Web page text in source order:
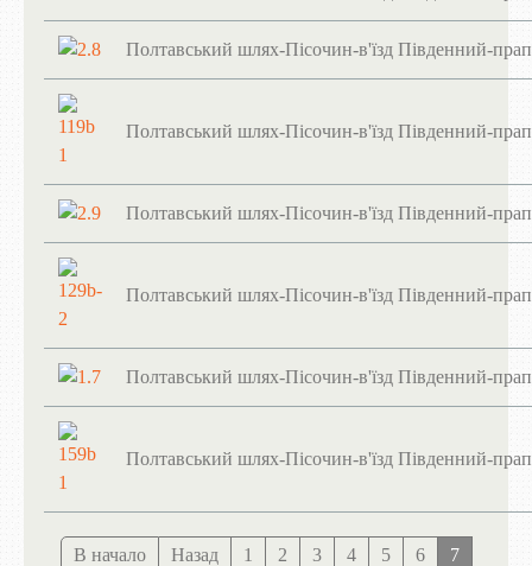
Полтавський шлях-Пісочин-в'їзд Південний-
Полтавський шлях-Пісочин-в'їзд Південний-
Полтавський шлях-Пісочин-в'їзд Південний-
Полтавський шлях-Пісочин-в'їзд Південний-
Полтавський шлях-Пісочин-в'їзд Південний-
Полтавський шлях-Пісочин-в'їзд Південний-
В начало Назад 1 2 3 4 5 6
7